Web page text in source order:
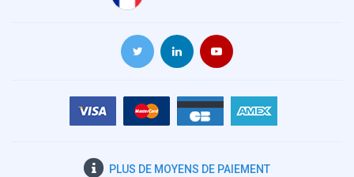
PLUS DE MOYENS DE PAIEMENT